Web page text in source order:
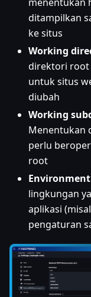
ditampilkan
ke situs
Working
direktori root
untuk situs
diubah
Working
Menentukan
perlu
root
Environment
lingkungan
aplikasi
pengaturan